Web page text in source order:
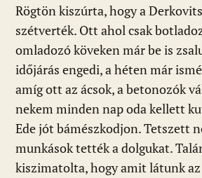
Rögtön kiszúrta, hogy a
szétverték. Ott ahol csak
omladozó köveken már be is
időjárás engedi, a héten már
amíg ott az ácsok, a betonozók
nekem minden nap oda kellett
Ede jót bámészkodjon. Tetszett
munkások tették a dolgukat.
kiszimatolta, hogy amit látunk